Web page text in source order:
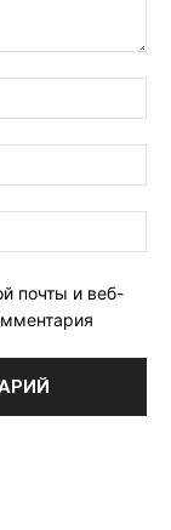
почты и веб-